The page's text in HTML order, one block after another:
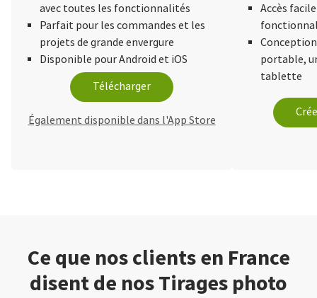
avec toutes les fonctionnalités
Parfait pour les commandes et les
projets de grande envergure
Disponible pour Android et iOS
Télécharger
Également disponible dans l'App Store
Accès
portable,
tablette
Ce que nos clients en France
disent de nos Tirages photo